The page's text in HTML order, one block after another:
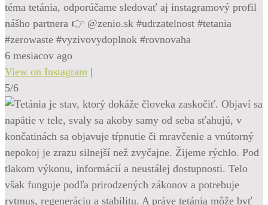
téma tetánia, odporúčame sledovať aj instagramový profil
nášho partnera 👉 @zenio.sk #udrzatelnost #tetania
#zerowaste #vyzivovydoplnok #rovnovaha
6 mesiacov ago
View on Instagram |
5/6